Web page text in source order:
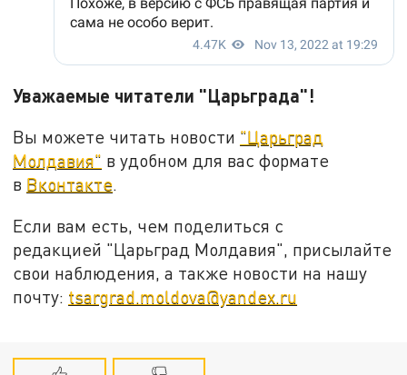
Уважаемые читатели "Царьграда"!
Вы можете читать новости "Царьград
Молдавия" в удобном для вас формате
в Вконтакте.
Если вам есть, чем поделиться с
редакцией "Царьград Молдавия", присылайте
свои наблюдения, а также новости на нашу
почту: tsargrad.moldova@yandex.ru